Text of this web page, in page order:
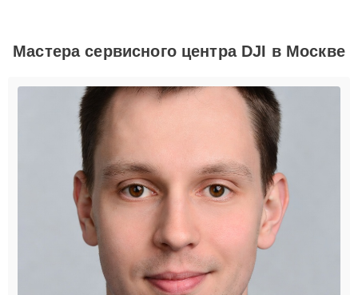
Мастера сервисного центра DJI в Москве